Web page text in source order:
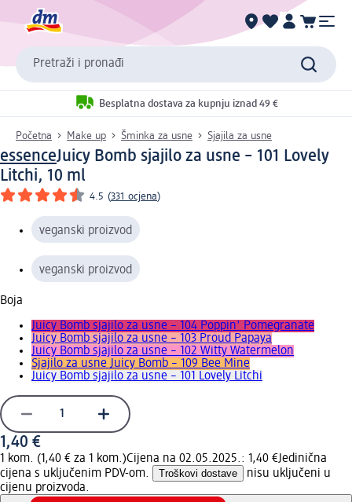
Pretraži i pronađi
Besplatna dostava za kupnju iznad 49 €
Početna Make up Šminka za usne Sjajila za usne
essenceJuicy Bomb sjajilo za usne – 101 Lovely
Litchi, 10 ml
4.5 (331 ocjena)
veganski proizvod
veganski proizvod
Boja
Juicy Bomb sjajilo za usne – 104 Poppin' Pomegranate
Juicy Bomb sjajilo za usne – 103 Proud Papaya
Juicy Bomb sjajilo za usne – 102 Witty Watermelon
Sjajilo za usne Juicy Bomb – 109 Bee Mine
Juicy Bomb sjajilo za usne – 101 Lovely Litchi
1,40 €
1 kom. (1,40 € za 1 kom.)Cijena na 02.05.2025.: 1,40 €Jedinična
cijena s uključenim PDV-om.
Troškovi dostave
nisu uključeni u
cijenu proizvoda.